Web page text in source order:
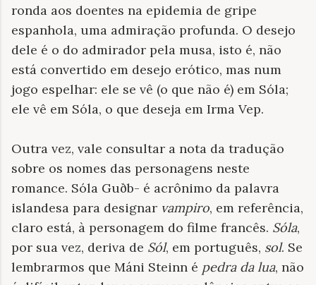
ronda aos doentes na epidemia de gripe
espanhola, uma admiração profunda. O desejo
dele é o do admirador pela musa, isto é, não
está convertido em desejo erótico, mas num
jogo espelhar: ele se vê (o que não é) em Sóla;
ele vê em Sóla, o que deseja em Irma Vep.
Outra vez, vale consultar a nota da tradução
sobre os nomes das personagens neste
romance. Sóla Guðb- é acrônimo da palavra
islandesa para designar vampiro, em referência,
claro está, à personagem do filme francês. Sóla,
por sua vez, deriva de Sól, em português, sol. Se
lembrarmos que Máni Steinn é pedra da lua, não